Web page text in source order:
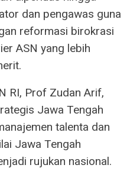
dan pengawas guna
reformasi birokrasi
ASN yang lebih
RI, Prof Zudan Arif,
Jawa Tengah
talenta dan
Jawa Tengah
rujukan nasional.